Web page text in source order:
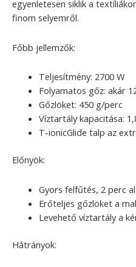
egyenletesen siklik a
finom selyemről.
Főbb jellemzők:
Teljesítmény: 2700 W
Folyamatos gőz: akár
Gőzlöket: 450 g/perc
Víztartály kapacitása:
T-ionicGlide talp az
Előnyök:
Gyors felfűtés, 2 perc
Erőteljes gőzlöket a
Levehető víztartály a
Hátrányok: